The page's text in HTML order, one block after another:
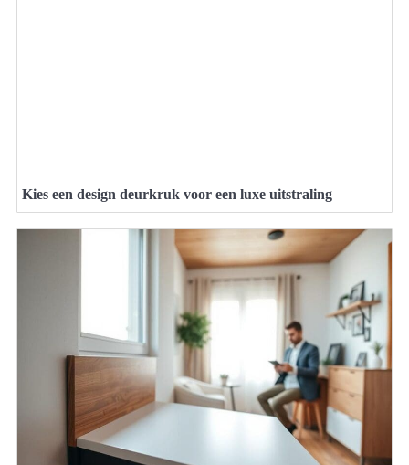
Kies een design deurkruk voor een luxe uitstraling